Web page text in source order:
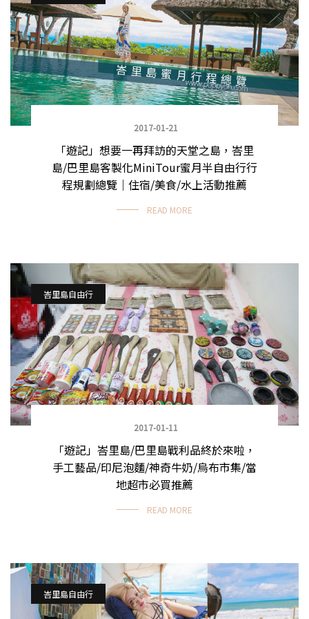
2017-01-21
「遊記」想要一再拜訪的天堂之島，峇里
島/巴里島客製化MiniTour蜜月半自由行行
程規劃總覽｜住宿/美食/水上活動推薦
READ MORE
峇里島自由行
2017-01-11
「遊記」峇里島/巴里島戰利品終於來啦，
手工藝品/印尼泡麵/神奇牛奶/烏布市集/當
地超市必買推薦
READ MORE
峇里島自由行